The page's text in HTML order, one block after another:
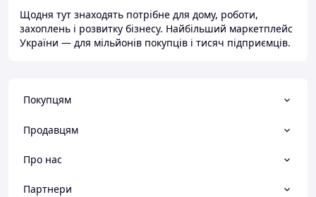
Щодня тут знаходять потрібне для дому, роботи,
захоплень і розвитку бізнесу. Найбільший маркетплейс
України — для мільйонів покупців і тисяч підприємців.
Покупцям
Продавцям
Про нас
Партнери